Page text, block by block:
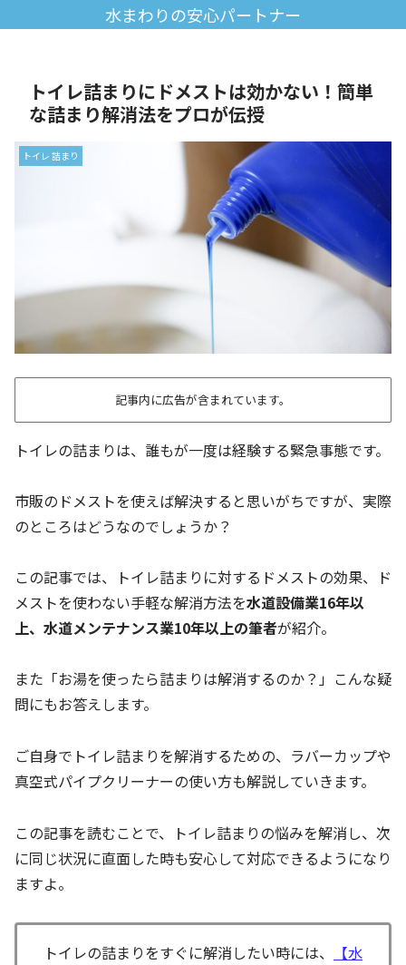
水まわりの安心パートナー
トイレ詰まりにドメストは効かない！簡単
な詰まり解消法をプロが伝授
トイレ 詰まり
記事内に広告が含まれています。
トイレの詰まりは、誰もが一度は経験する緊急事態です。
市販のドメストを使えば解決すると思いがちですが、実際
のところはどうなのでしょうか？
この記事では、トイレ詰まりに対するドメストの効果、ド
メストを使わない手軽な解消方法を水道設備業16年以
上、水道メンテナンス業10年以上の筆者が紹介。
また「お湯を使ったら詰まりは解消するのか？」こんな疑
問にもお答えします。
ご自身でトイレ詰まりを解消するための、ラバーカップや
真空式パイプクリーナーの使い方も解説していきます。
この記事を読むことで、トイレ詰まりの悩みを解消し、次
に同じ状況に直面した時も安心して対応できるようになり
ますよ。
トイレの詰まりをすぐに解消したい時には、
【水